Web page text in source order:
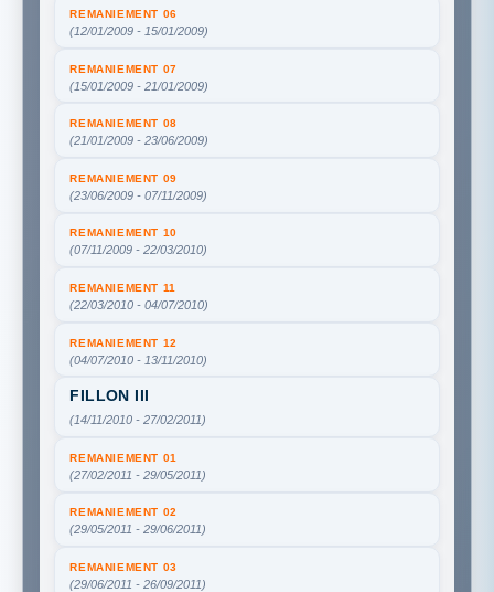
REMANIEMENT 06
(12/01/2009 - 15/01/2009)
REMANIEMENT 07
(15/01/2009 - 21/01/2009)
REMANIEMENT 08
(21/01/2009 - 23/06/2009)
REMANIEMENT 09
(23/06/2009 - 07/11/2009)
REMANIEMENT 10
(07/11/2009 - 22/03/2010)
REMANIEMENT 11
(22/03/2010 - 04/07/2010)
REMANIEMENT 12
(04/07/2010 - 13/11/2010)
FILLON III
(14/11/2010 - 27/02/2011)
REMANIEMENT 01
(27/02/2011 - 29/05/2011)
REMANIEMENT 02
(29/05/2011 - 29/06/2011)
REMANIEMENT 03
(29/06/2011 - 26/09/2011)